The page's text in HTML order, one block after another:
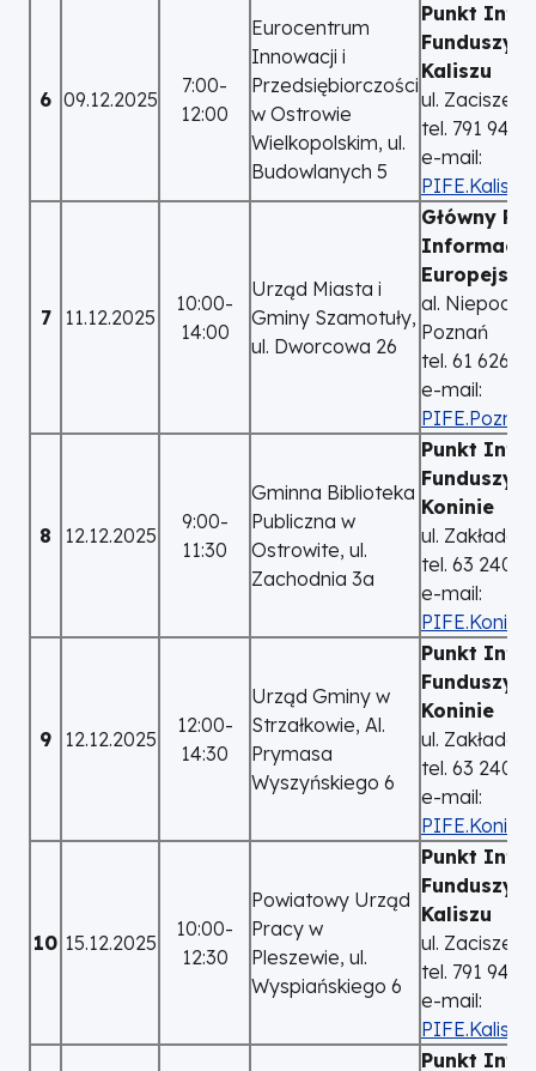
6 09.12.2025
7:00-
12:00
Eurocentrum
Innowacji i
Przedsiębiorczości
w Ostrowie
Wielkopolskim, ul.
Budowlanych 5
Punkt
Funduszy
Kaliszu
ul. Zacisze
tel. 791 940
e-mail:
7 11.12.2025
10:00-
14:00
Urząd Miasta i
Gminy Szamotuły,
ul. Dworcowa 26
Główny
al.
Poznań
tel. 61 626
e-mail:
8 12.12.2025
9:00-
11:30
Gminna Biblioteka
Publiczna w
Ostrowite, ul.
Zachodnia 3a
Punkt
Funduszy
Koninie
ul.
tel. 63 240
e-mail:
9 12.12.2025
12:00-
14:30
Urząd Gminy w
Strzałkowie, Al.
Prymasa
Wyszyńskiego 6
Punkt
Funduszy
Koninie
ul.
tel. 63 240
e-mail:
10 15.12.2025
10:00-
12:30
Powiatowy Urząd
Pracy w
Pleszewie, ul.
Wyspiańskiego 6
Punkt
Funduszy
Kaliszu
ul. Zacisze
tel. 791 940
e-mail:
Punkt